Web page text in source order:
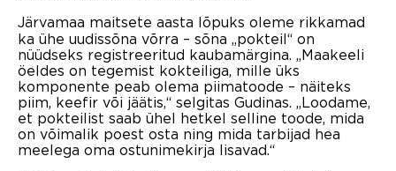
Järvamaa maitsete aasta lõpuks oleme rikkamad
ka ühe uudissõna võrra – sõna „pokteil“ on
nüüdseks registreeritud kaubamärgina. „Maakeeli
öeldes on tegemist kokteiliga, mille üks
komponente peab olema piimatoode – näiteks
piim, keefir või jäätis,“ selgitas Gudinas. „Loodame,
et pokteilist saab ühel hetkel selline toode, mida
on võimalik poest osta ning mida tarbijad hea
meelega oma ostunimekirja lisavad.“